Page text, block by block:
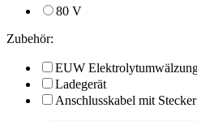
80 V
Zubehör:
EUW
Ladegerät
Anschlusskabel mit Stecker